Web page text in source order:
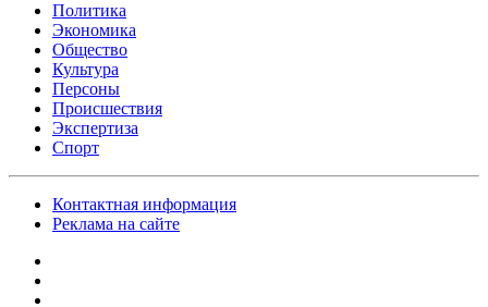
Политика
Экономика
Общество
Культура
Персоны
Происшествия
Экспертиза
Спорт
Контактная информация
Реклама на сайте